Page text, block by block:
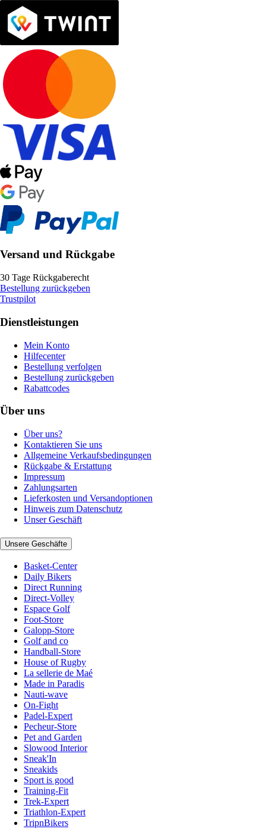
Versand und Rückgabe
30 Tage Rückgaberecht
Bestellung zurückgeben
Trustpilot
Dienstleistungen
Mein Konto
Hilfecenter
Bestellung verfolgen
Bestellung zurückgeben
Rabattcodes
Über uns
Über uns?
Kontaktieren Sie uns
Allgemeine Verkaufsbedingungen
Rückgabe & Erstattung
Impressum
Zahlungsarten
Lieferkosten und Versandoptionen
Hinweis zum Datenschutz
Unser Geschäft
Unsere Geschäfte
Basket-Center
Daily Bikers
Direct Running
Direct-Volley
Espace Golf
Foot-Store
Galopp-Store
Golf and co
Handball-Store
House of Rugby
La sellerie de Maé
Made in Paradis
Nauti-wave
On-Fight
Padel-Expert
Pecheur-Store
Pet and Garden
Slowood Interior
Sneak'In
Sneakids
Sport is good
Training-Fit
Trek-Expert
Triathlon-Expert
TripnBikers